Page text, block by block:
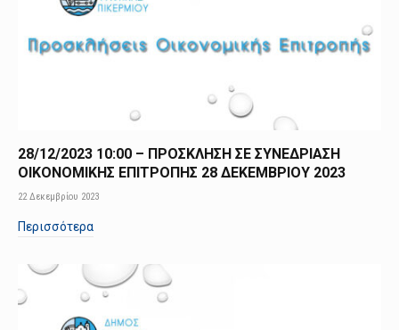
28/12/2023 10:00 – ΠΡΟΣΚΛΗΣΗ ΣΕ ΣΥΝΕΔΡΙΑΣΗ
ΟΙΚΟΝΟΜΙΚΗΣ ΕΠΙΤΡΟΠΗΣ 28 ΔΕΚΕΜΒΡΙΟΥ 2023
22 Δεκεμβρίου 2023
Περισσότερα